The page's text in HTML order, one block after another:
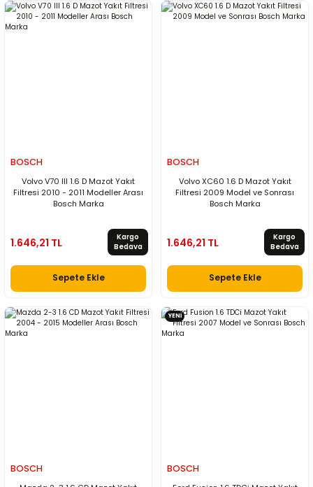
BOSCH
Volvo V70 III 1.6 D Mazot Yakıt
Filtresi 2010 - 2011 Modeller Arası
Bosch Marka
1.646,21 TL
Kargo
Bedava
Sepete Ekle
BOSCH
Volvo XC60 1.6 D Mazot Yakıt
Filtresi 2009 Model ve Sonrası
Bosch Marka
1.646,21 TL
Kargo
Bedava
Sepete Ekle
BOSCH
YENİ
BOSCH